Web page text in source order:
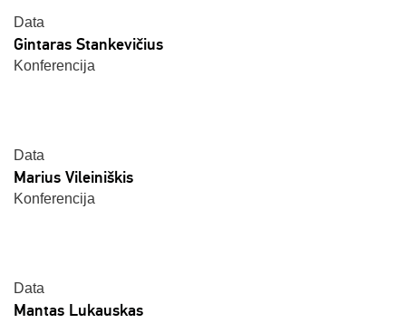
Data
Gintaras Stankevičius
Konferencija
Data
Marius Vileiniškis
Konferencija
Data
Mantas Lukauskas